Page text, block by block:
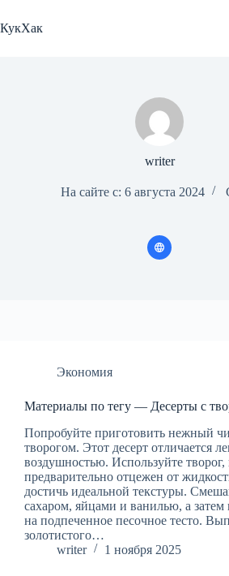
к
сути
КукХак
writer
На сайте с: 6 августа 2024
Экономия
Материалы по тегу — Десерты с
Попробуйте приготовить нежный
творогом. Этот десерт отличается
воздушностью. Используйте творог,
предварительно отцежен от
достичь идеальной текстуры.
сахаром, яйцами и ванилью, а
на подпеченное песочное тесто.
золотистого…
writer
1 ноября 2025